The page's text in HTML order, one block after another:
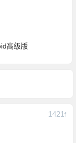
高级版
1421F